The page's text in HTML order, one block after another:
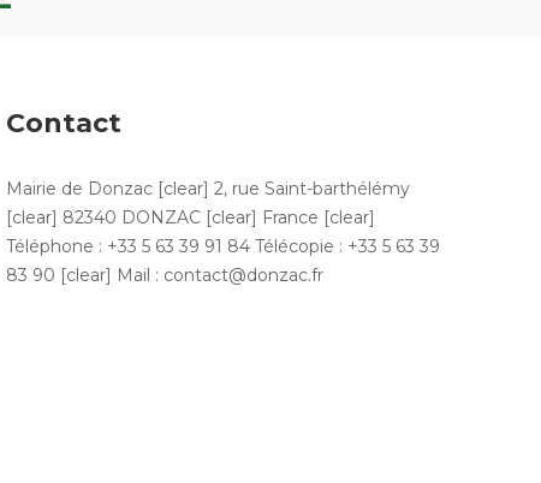
Contact
Mairie de Donzac [clear] 2, rue Saint-barthélémy
[clear] 82340 DONZAC [clear] France [clear]
Téléphone : +33 5 63 39 91 84 Télécopie : +33 5 63 39
83 90 [clear] Mail : contact@donzac.fr